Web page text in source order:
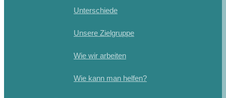
Unterschiede
Unsere Zielgruppe
Wie wir arbeiten
Wie kann man helfen?